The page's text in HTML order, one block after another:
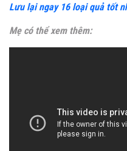
Lưu lại ngay 16 loại quả tốt
Mẹ có thể xem thêm: